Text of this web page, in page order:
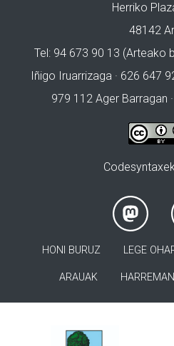
Herriko
48142
Tel: 94 673 90 13 (Arteako
Iñigo Iruarrizaga · 626 647
979 112 Ager Barragan ·
HONI BURUZ LEGE
ARAUAK